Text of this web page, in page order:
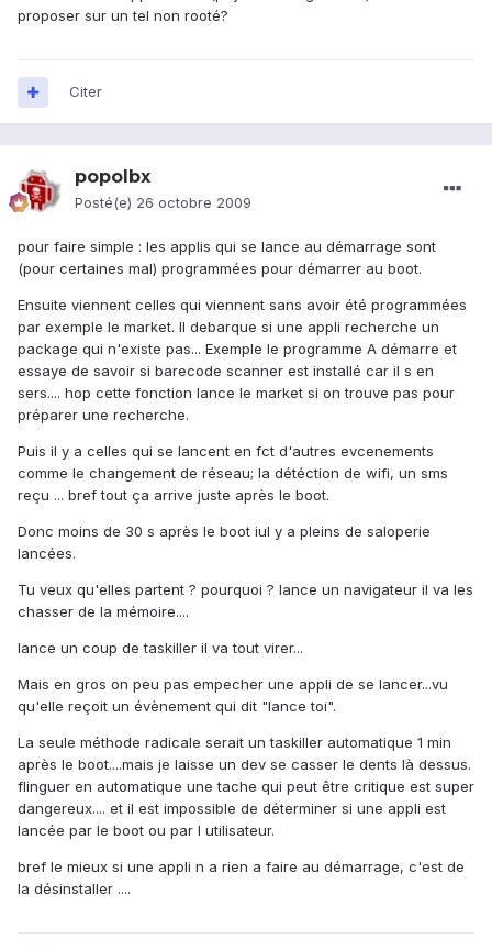
proposer sur un tel non rooté?
Citer
popolbx
Posté(e) 26 octobre 2009
pour faire simple : les applis qui se lance au démarrage sont
(pour certaines mal) programmées pour démarrer au boot.
Ensuite viennent celles qui viennent sans avoir été programmées
par exemple le market. Il debarque si une appli recherche un
package qui n'existe pas... Exemple le programme A démarre et
essaye de savoir si barecode scanner est installé car il s en
sers.... hop cette fonction lance le market si on trouve pas pour
préparer une recherche.
Puis il y a celles qui se lancent en fct d'autres evcenements
comme le changement de réseau; la détéction de wifi, un sms
reçu ... bref tout ça arrive juste après le boot.
Donc moins de 30 s après le boot iul y a pleins de saloperie
lancées.
Tu veux qu'elles partent ? pourquoi ? lance un navigateur il va les
chasser de la mémoire....
lance un coup de taskiller il va tout virer...
Mais en gros on peu pas empecher une appli de se lancer...vu
qu'elle reçoit un évènement qui dit "lance toi".
La seule méthode radicale serait un taskiller automatique 1 min
après le boot....mais je laisse un dev se casser le dents là dessus.
flinguer en automatique une tache qui peut être critique est super
dangereux.... et il est impossible de déterminer si une appli est
lancée par le boot ou par l utilisateur.
bref le mieux si une appli n a rien a faire au démarrage, c'est de
la désinstaller ....